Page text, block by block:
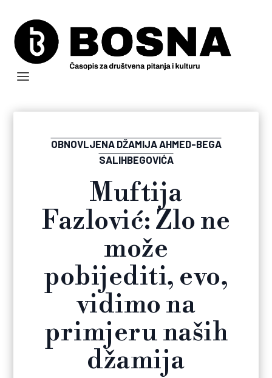
OBNOVLJENA DŽAMIJA AHMED-BEGA
SALIHBEGOVIĆA
Muftija
Fazlović: Zlo ne
može
pobijediti, evo,
vidimo na
primjeru naših
džamija